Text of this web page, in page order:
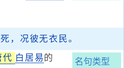
，况彼无衣民。
名句类型
代 白居易 的